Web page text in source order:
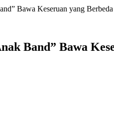
Bawa Keseruan yang Berbeda
Band” Bawa